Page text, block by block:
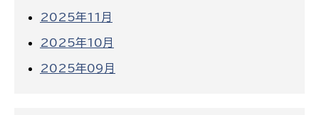
2025年11月
2025年10月
2025年09月